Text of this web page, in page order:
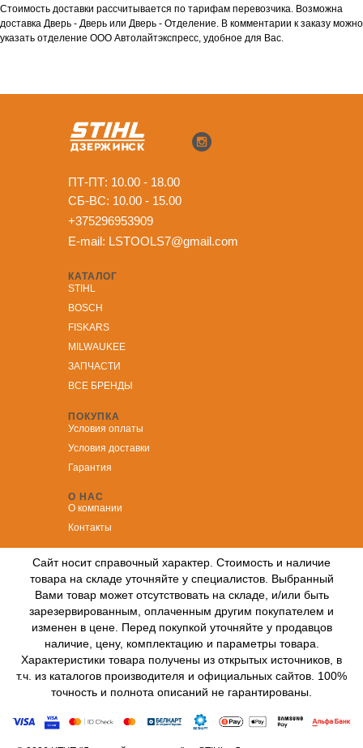
Стоимость доставки рассчитывается по тарифам перевозчика. Возможна
доставка Дверь - Дверь или Дверь - Отделение. В комментарии к заказу можно
указать отделение ООО Автолайтэкспресс, удобное для Вас.
КАТАЛОГ
STIHL
BOSCH
FISKARS
MILWAUKEE
ЗАПЧАСТИ
ВСЕ БРЕНДЫ
ПОКУПКА
Условия оплаты
Условия доставки
Гарантия
О НАС
О компании
Контакты
ПТ-ПТ: 10.00 - 18.00
СБ-ВС: 10.00 - 15.00
+375296953909
E-mail: LSTOOLS7@gmail.com
Сайт носит справочный характер. Стоимость и наличие
товара на складе уточняйте у специалистов. Выбранный
Вами товар может отсутствовать на складе, и/или быть
зарезервированным, оплаченным другим покупателем и
изменен в цене. Перед покупкой уточняйте у продавцов
наличие, цену, комплектацию и параметры товара.
Характеристики товара получены из открытых источников, в
т.ч. из каталогов производителя и официальных сайтов. 100%
точность и полнота описаний не гарантированы.